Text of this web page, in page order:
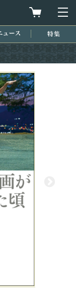
買物カゴを
ニュース